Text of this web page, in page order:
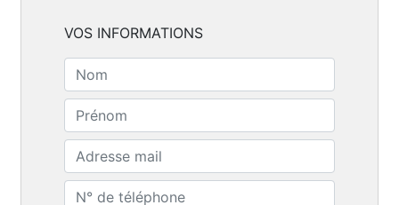
VOS INFORMATIONS